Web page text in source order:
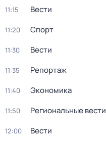
11:15 Вести
11:20 Спорт
11:30 Вести
11:35 Репортаж
11:40 Экономика
11:50 Региональные вести
12:00 Вести